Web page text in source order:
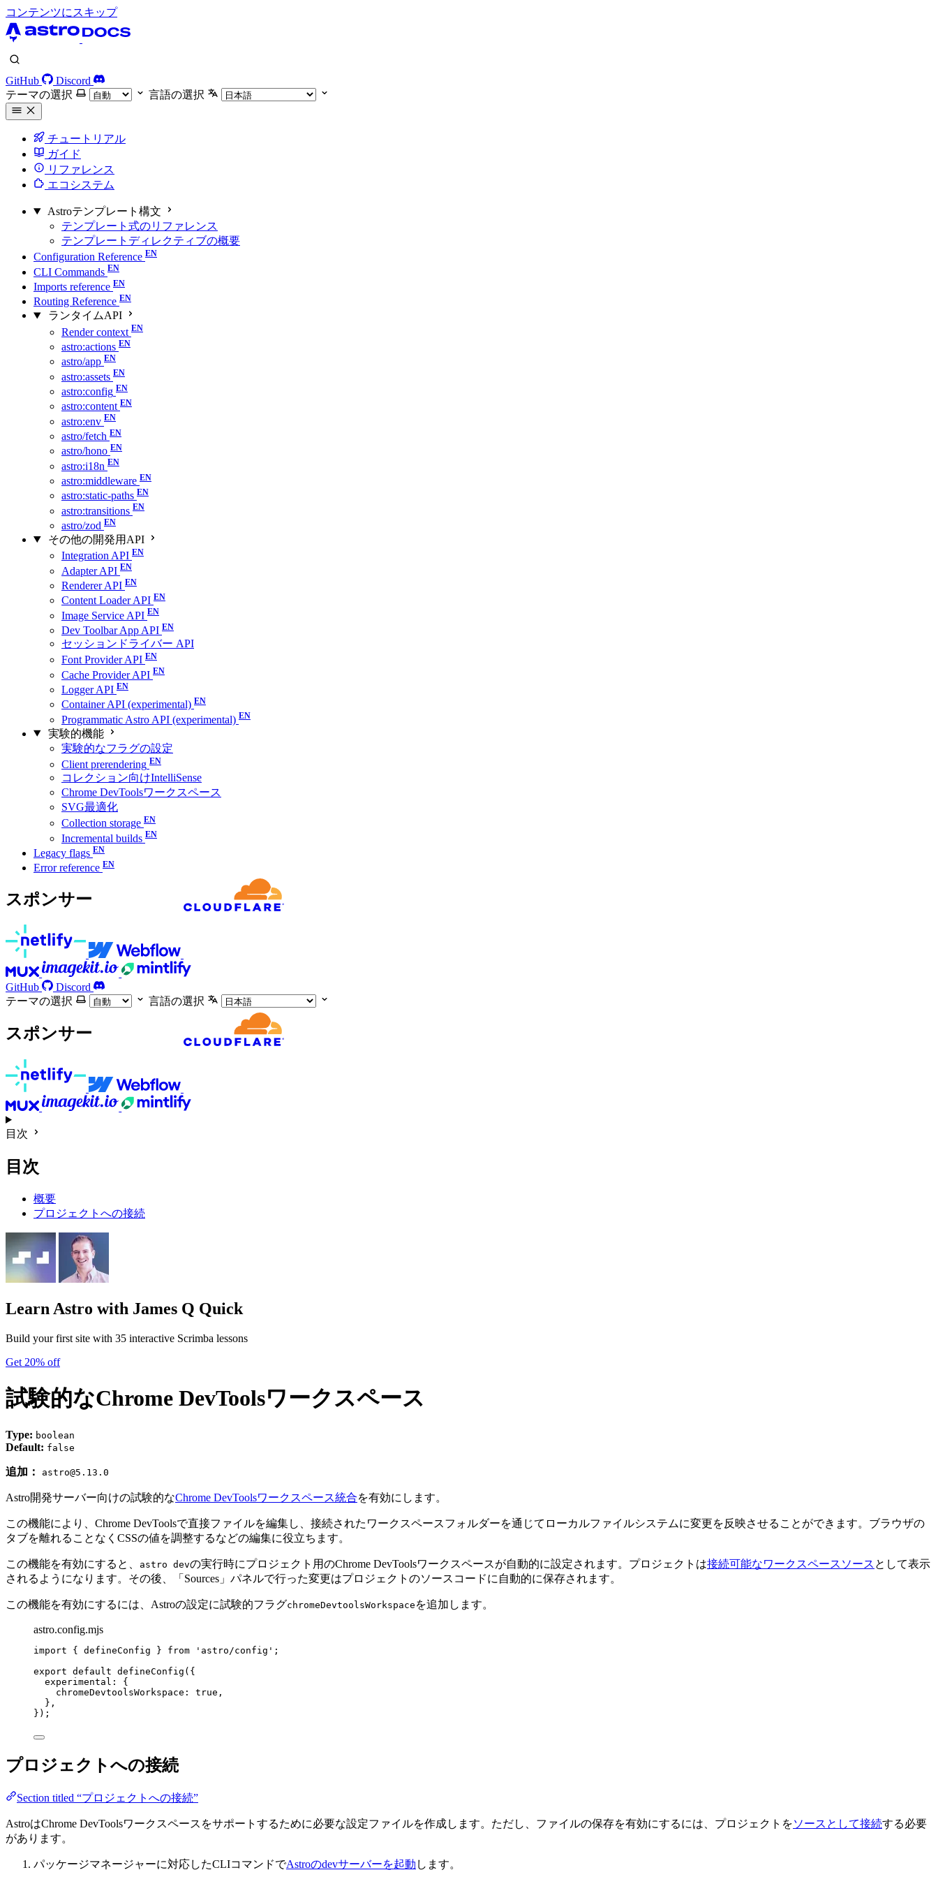
コンテンツにスキップ
GitHub
Discord
テーマの選択
言語の選択
チュートリアル
ガイド
リファレンス
エコシステム
Astroテンプレート構文
テンプレート式のリファレンス
テンプレートディレクティブの概要
Configuration Reference
CLI Commands
Imports reference
Routing Reference
ランタイムAPI
Render context
astro:actions
astro/app
astro:assets
astro:config
astro:content
astro:env
astro/fetch
astro/hono
astro:i18n
astro:middleware
astro:static-paths
astro:transitions
astro/zod
その他の開発用API
Integration API
Adapter API
Renderer API
Content Loader API
Image Service API
Dev Toolbar App API
セッションドライバー API
Font Provider API
Cache Provider API
Logger API
Container API (experimental)
Programmatic Astro API (experimental)
実験的機能
実験的なフラグの設定
Client prerendering
コレクション向けIntelliSense
Chrome DevToolsワークスペース
SVG最適化
Collection storage
Incremental builds
Legacy flags
Error reference
スポンサー
GitHub
Discord
テーマの選択
言語の選択
スポンサー
目次
目次
概要
プロジェクトへの接続
Learn Astro with James Q Quick
Build your first site with 35 interactive Scrimba lessons
Get 20% off
試験的なChrome DevToolsワークスペース
Type: boolean
Default: false
追加： astro@5.13.0
Astro開発サーバー向けの試験的なChrome DevToolsワークスペース統合を有効にします。
この機能により、Chrome DevToolsで直接ファイルを編集し、接続されたワークスペースフォルダーを通じてローカルファイルシステムに変更を反映させることができます。ブラウザの
タブを離れることなくCSSの値を調整するなどの編集に役立ちます。
この機能を有効にすると、 astro devの実行時にプロジェクト用のChrome DevToolsワークスペースが自動的に設定されます。プロジェクトは接続可能なワークスペースソース として表示
されるようになります。その後、「Sources」パネルで行った変更はプロジェクトのソースコードに自動的に保存されます。
この機能を有効にするには、Astroの設定に試験的フラグchromeDevtoolsWorkspace を追加します。
astro.config.mjs
import { defineConfig } from ' astro/config ' ;
export default defineConfig ({
experimental: {
chromeDevtoolsWorkspace: true ,
},
});
プロジェクトへの接続
Section titled “プロジェクトへの接続”
AstroはChrome DevToolsワークスペースをサポートするために必要な設定ファイルを作成します。ただし、ファイルの保存を有効にするには、プロジェクトをソースとして接続する必要
があります。
パッケージマネージャーに対応したCLIコマンドでAstroのdevサーバーを起動 します。